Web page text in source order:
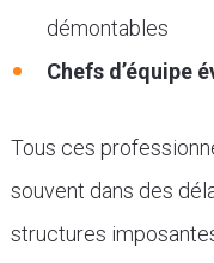
démontables
Chefs d’équipe
Tous ces
souvent dans des
structures